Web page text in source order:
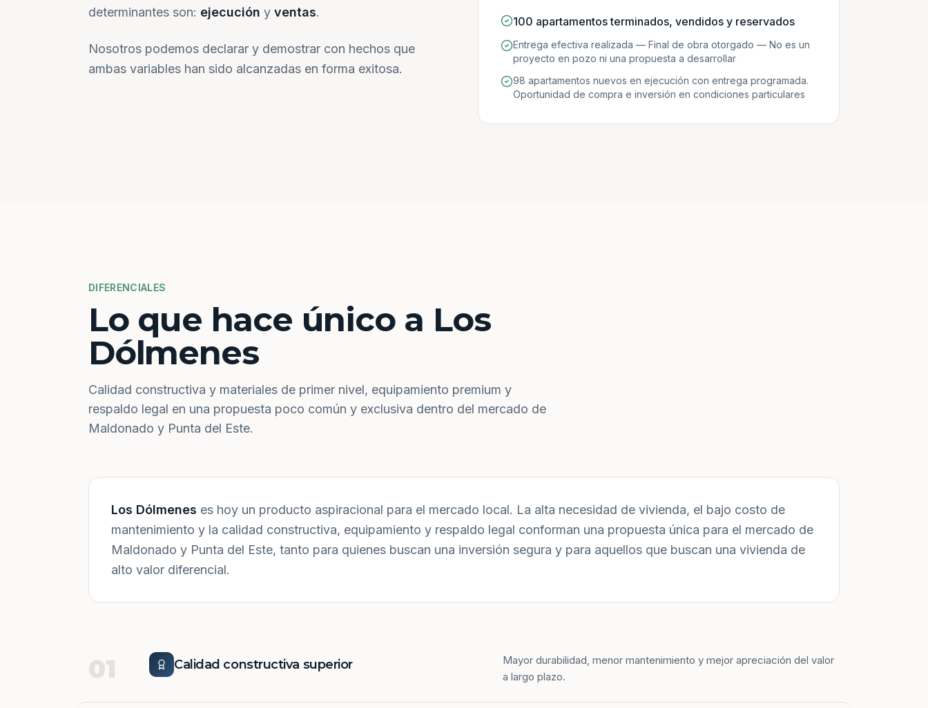
determinantes son: ejecución y ventas.
Nosotros podemos declarar y demostrar con hechos que
ambas variables han sido alcanzadas en forma exitosa.
100 apartamentos terminados, vendidos y reservados
Entrega efectiva realizada — Final de obra otorgado — No es un
proyecto en pozo ni una propuesta a desarrollar
98 apartamentos nuevos en ejecución con entrega programada.
Oportunidad de compra e inversión en condiciones particulares
DIFERENCIALES
Lo que hace único a Los
Dólmenes
Calidad constructiva y materiales de primer nivel, equipamiento premium y
respaldo legal en una propuesta poco común y exclusiva dentro del mercado de
Maldonado y Punta del Este.
Los Dólmenes es hoy un producto aspiracional para el mercado local. La alta necesidad de vivienda, el bajo costo de
mantenimiento y la calidad constructiva, equipamiento y respaldo legal conforman una propuesta única para el mercado de
Maldonado y Punta del Este, tanto para quienes buscan una inversión segura y para aquellos que buscan una vivienda de
alto valor diferencial.
01 Calidad constructiva superior
Mayor durabilidad, menor mantenimiento y mejor apreciación del valor
a largo plazo.